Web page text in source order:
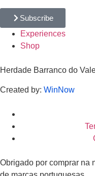
Subscribe
Experiences
Shop
Herdade Barranco do
Created by: WinNow
Obrigado por comprar na